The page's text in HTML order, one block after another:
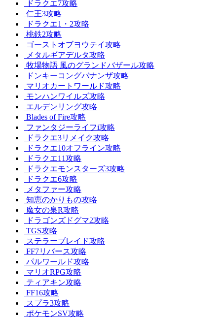
ドラクエ7攻略
仁王3攻略
ドラクエ1・2攻略
桃鉄2攻略
ゴーストオブヨウテイ攻略
メタルギアデルタ攻略
牧場物語 風のグランドバザール攻略
ドンキーコングバナンザ攻略
マリオカートワールド攻略
モンハンワイルズ攻略
エルデンリング攻略
Blades of Fire攻略
ファンタジーライフi攻略
ドラクエ3リメイク攻略
ドラクエ10オフライン攻略
ドラクエ11攻略
ドラクエモンスターズ3攻略
ドラクエ6攻略
メタファー攻略
知恵のかりもの攻略
魔女の泉R攻略
ドラゴンズドグマ2攻略
TGS攻略
ステラーブレイド攻略
FF7リバース攻略
パルワールド攻略
マリオRPG攻略
ティアキン攻略
FF16攻略
スプラ3攻略
ポケモンSV攻略